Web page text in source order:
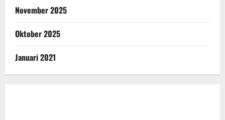
November 2025
Oktober 2025
Januari 2021